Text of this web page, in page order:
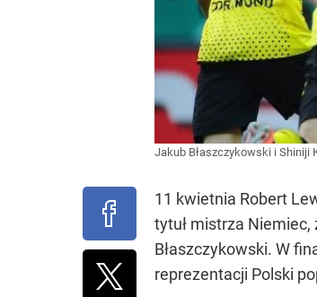
Jakub Błaszczykowski i Shiniji
11 kwietnia Robert
tytuł mistrza
Błaszczykowski. W
reprezentacji Polski